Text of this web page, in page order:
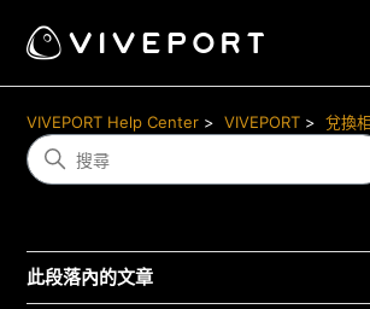
VIVEPORT Help Center VIVEPORT 兌換
此段落內的文章